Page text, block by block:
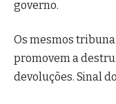
governo.
Os mesmos
promovem a
devoluções. Sinal